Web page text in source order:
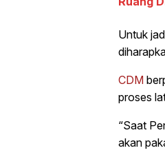
Untuk
CDM
proses
“Saat
akan